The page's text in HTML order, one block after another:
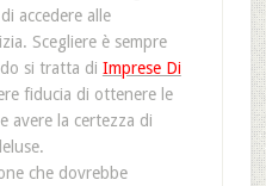
accedere alle
Scegliere è sempre
si tratta di Imprese Di
fiducia di ottenere le
avere la certezza di
che dovrebbe